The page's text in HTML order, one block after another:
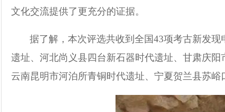
文化交流提供了更充分的证据。
据了解，本次评选共收到全国43项考古新发
遗址、河北尚义县四台新石器时代遗址、甘肃庆
云南昆明市河泊所青铜时代遗址、宁夏贺兰县苏